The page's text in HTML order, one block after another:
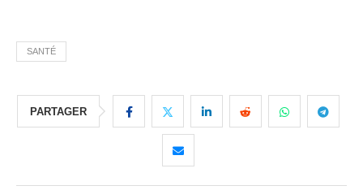
SANTÉ
PARTAGER